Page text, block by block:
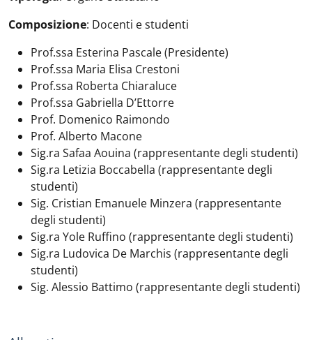
Composizione: Docenti e studenti
Prof.ssa Esterina Pascale (Presidente)
Prof.ssa Maria Elisa Crestoni
Prof.ssa Roberta Chiaraluce
Prof.ssa Gabriella D’Ettorre
Prof. Domenico Raimondo
Prof. Alberto Macone
Sig.ra Safaa Aouina (rappresentante degli studenti)
Sig.ra Letizia Boccabella (rappresentante degli
studenti)
Sig. Cristian Emanuele Minzera (rappresentante
degli studenti)
Sig.ra Yole Ruffino (rappresentante degli studenti)
Sig.ra Ludovica De Marchis (rappresentante degli
studenti)
Sig. Alessio Battimo (rappresentante degli studenti)